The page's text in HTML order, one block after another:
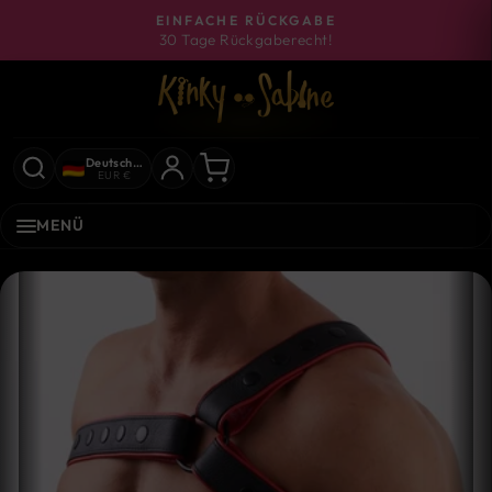
Inhalt
Pause
Diashow
EINFACHE RÜCKGABE
30 Tage Rückgaberecht!
Deutschland
EUR €
MENÜ